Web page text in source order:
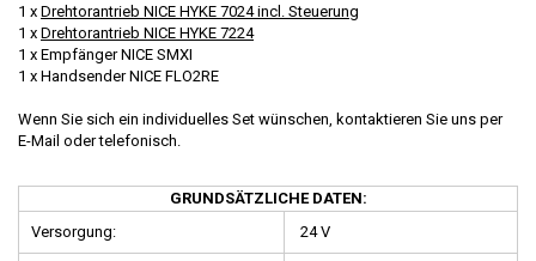
1 x Drehtorantrieb NICE HYKE 7024 incl. Steuerung
1 x Drehtorantrieb NICE HYKE 7224
1 x Empfänger NICE SMXI
1 x Handsender NICE FLO2RE
Wenn Sie sich ein individuelles Set wünschen, kontaktieren Sie uns per
E-Mail oder telefonisch.
GRUNDSÄTZLICHE DATEN:
Versorgung:
24 V